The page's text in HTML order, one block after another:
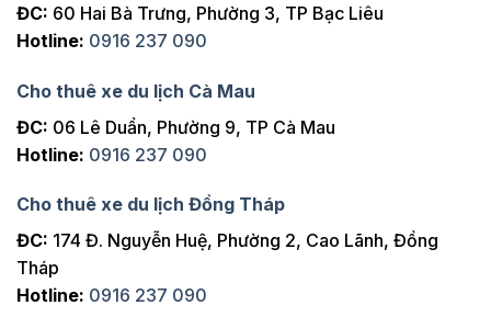
ĐC: 60 Hai Bà Trưng, Phường 3, TP Bạc Liêu
Hotline: 0916 237 090
Cho thuê xe du lịch Cà Mau
ĐC: 06 Lê Duẩn, Phường 9, TP Cà Mau
Hotline: 0916 237 090
Cho thuê xe du lịch Đồng Tháp
ĐC: 174 Đ. Nguyễn Huệ, Phường 2, Cao Lãnh, Đồng
Tháp
Hotline: 0916 237 090